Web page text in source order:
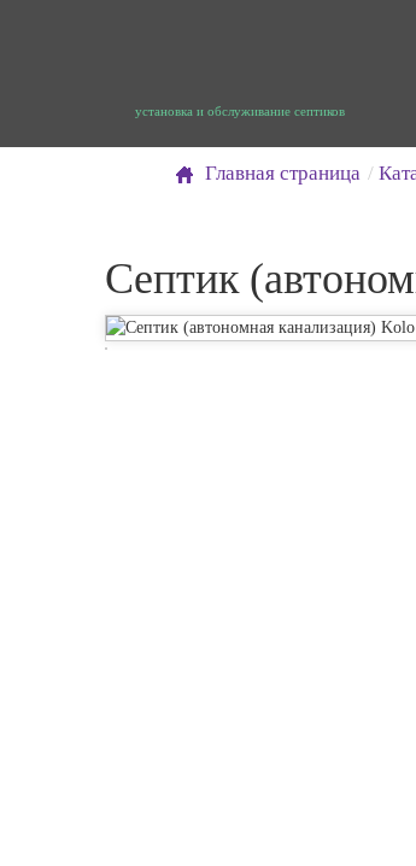
установка и обслуживание септиков
Главная страница
Септик